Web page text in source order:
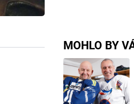
MOHLO BY